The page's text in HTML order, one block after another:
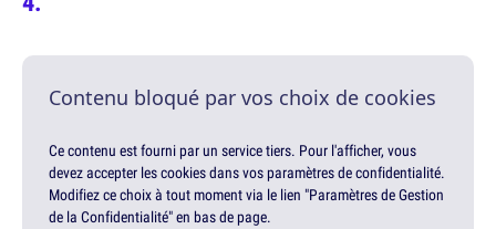
Contenu bloqué par vos choix de cookies
Ce contenu est fourni par un service tiers. Pour l'afficher, vous
devez accepter les cookies dans vos paramètres de confidentialité.
Modifiez ce choix à tout moment via le lien "Paramètres de Gestion
de la Confidentialité" en bas de page.